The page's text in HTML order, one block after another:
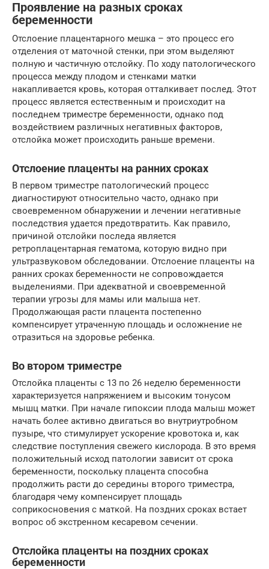
Проявление на разных сроках
беременности
Отслоение плацентарного мешка – это процесс его
отделения от маточной стенки, при этом выделяют
полную и частичную отслойку. По ходу патологического
процесса между плодом и стенками матки
накапливается кровь, которая отталкивает послед. Этот
процесс является естественным и происходит на
последнем триместре беременности, однако под
воздействием различных негативных факторов,
отслойка может происходить раньше времени.
Отслоение плаценты на ранних сроках
В первом триместре патологический процесс
диагностируют относительно часто, однако при
своевременном обнаружении и лечении негативные
последствия удается предотвратить. Как правило,
причиной отслойки последа является
ретроплацентарная гематома, которую видно при
ультразвуковом обследовании. Отслоение плаценты на
ранних сроках беременности не сопровождается
выделениями. При адекватной и своевременной
терапии угрозы для мамы или малыша нет.
Продолжающая расти плацента постепенно
компенсирует утраченную площадь и осложнение не
отразиться на здоровье ребенка.
Во втором триместре
Отслойка плаценты с 13 по 26 неделю беременности
характеризуется напряжением и высоким тонусом
мышц матки. При начале гипоксии плода малыш может
начать более активно двигаться во внутриутробном
пузыре, что стимулирует ускорение кровотока и, как
следствие поступления свежего кислорода. В это время
положительный исход патологии зависит от срока
беременности, поскольку плацента способна
продолжить расти до середины второго триместра,
благодаря чему компенсирует площадь
соприкосновения с маткой. На поздних сроках встает
вопрос об экстренном кесаревом сечении.
Отслойка плаценты на поздних сроках
беременности